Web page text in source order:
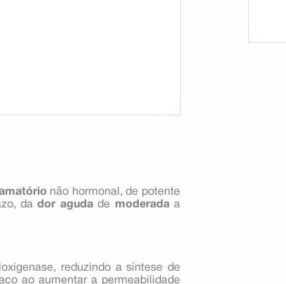
não hormonal, de potente
dador agudade moderadaa
reduzindo a síntese de
ao aumentar a permeabilidade